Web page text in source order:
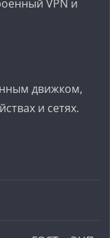
VPN и
движком,
и сетях.